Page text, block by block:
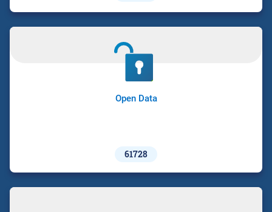
Open Data
61728